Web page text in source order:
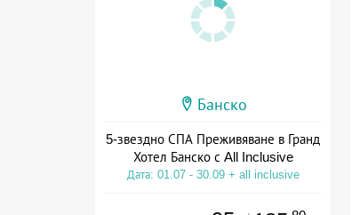
Банско
5-звездно СПА Преживяване в Гранд
Хотел Банско с All Inclusive
Дата: 01.07 - 30.09 + all inclusive